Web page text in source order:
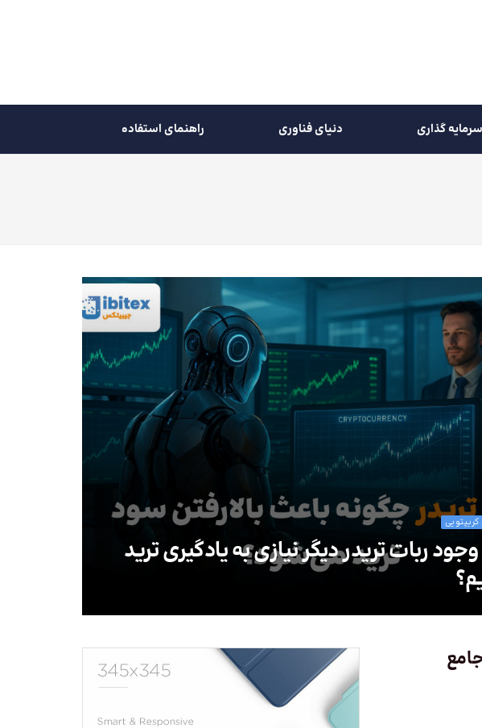
گذاری دنیای فناوری راهنمای استفاده
کریپتویی
وجود ربات تریدر دیگر نیازی به یادگیری ترید